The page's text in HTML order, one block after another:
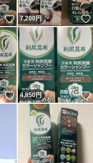
いいね！
7,200円
いいね！
4,850円